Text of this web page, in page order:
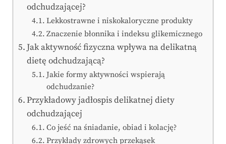
odchudzającej?
Lekkostrawne i niskokaloryczne produkty
Znaczenie błonnika i indeksu glikemicznego
Jak aktywność fizyczna wpływa na delikatną
dietę odchudzającą?
Jakie formy aktywności wspierają
odchudzanie?
Przykładowy jadłospis delikatnej diety
odchudzającej
Co jeść na śniadanie, obiad i kolację?
Przykłady zdrowych przekąsek